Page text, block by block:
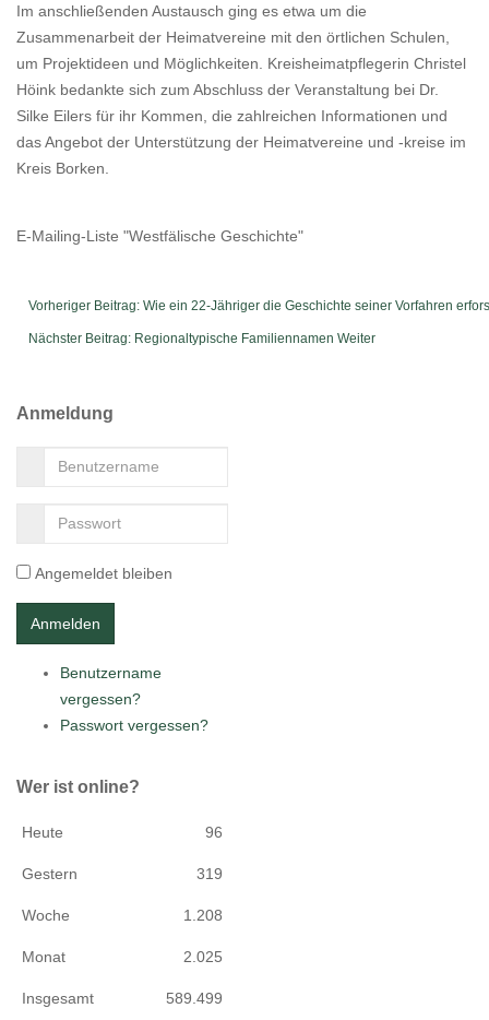
Im anschließenden Austausch ging es etwa um die
Zusammenarbeit der Heimatvereine mit den örtlichen Schulen,
um Projektideen und Möglichkeiten. Kreisheimatpflegerin Christel
Höink bedankte sich zum Abschluss der Veranstaltung bei Dr.
Silke Eilers für ihr Kommen, die zahlreichen Informationen und
das Angebot der Unterstützung der Heimatvereine und -kreise im
Kreis Borken.
E-Mailing-Liste "Westfälische Geschichte"
Vorheriger Beitrag: Wie ein 22-Jähriger die Geschichte seiner Vorfahren
Nächster Beitrag: Regionaltypische Familiennamen Weiter
Anmeldung
Angemeldet bleiben
Benutzername
vergessen?
Passwort vergessen?
Wer ist online?
Heute 96
Gestern 319
Woche 1.208
Monat 2.025
Insgesamt 589.499